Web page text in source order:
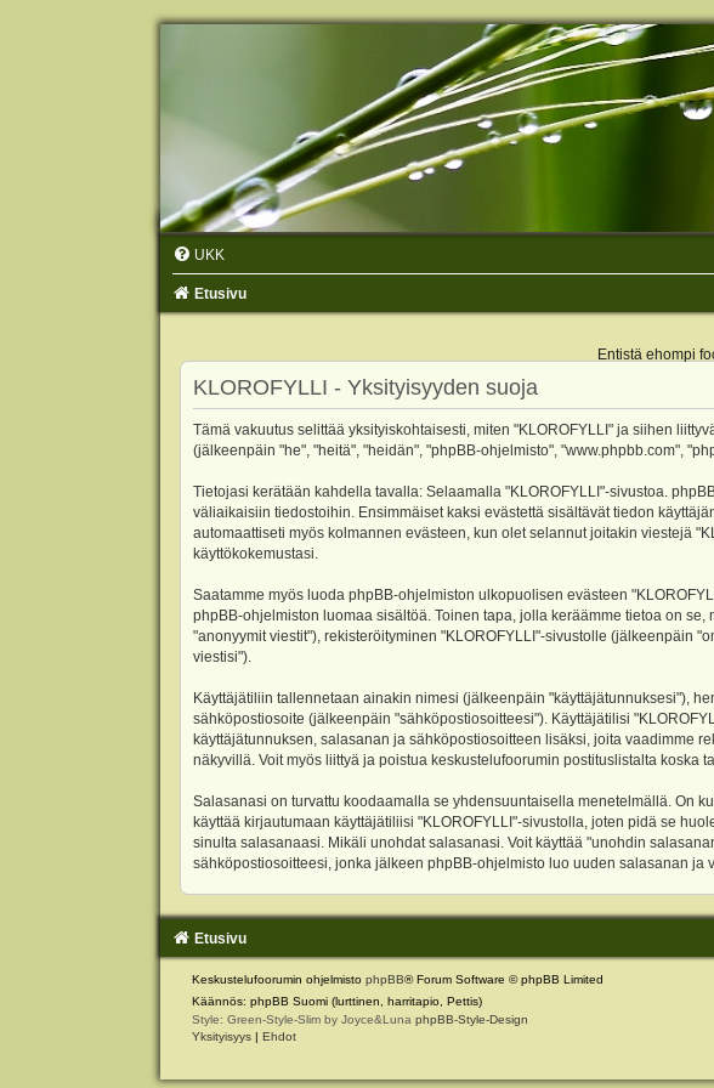
UKK
Etusivu
Entistä ehompi
KLOROFYLLI - Yksityisyyden suoja
Tämä vakuutus selittää yksityiskohtaisesti, miten "KLOROFYLLI" ja siihen
(jälkeenpäin "he", "heitä", "heidän", "phpBB-ohjelmisto", "www.phpbb.com",
Tietojasi kerätään kahdella tavalla: Selaamalla "KLOROFYLLI"-sivustoa.
väliaikaisiin tiedostoihin. Ensimmäiset kaksi evästettä sisältävät tiedon
automaattiseti myös kolmannen evästeen, kun olet selannut joitakin viestejä
käyttökokemustasi.
Saatamme myös luoda phpBB-ohjelmiston ulkopuolisen evästeen
phpBB-ohjelmiston luomaa sisältöä. Toinen tapa, jolla keräämme tietoa on
"anonyymit viestit"), rekisteröityminen "KLOROFYLLI"-sivustolle (jälkeenpäin
viestisi").
Käyttäjätiliin tallennetaan ainakin nimesi (jälkeenpäin "käyttäjätunnuksesi"),
sähköpostiosoite (jälkeenpäin "sähköpostiosoitteesi"). Käyttäjätilisi
käyttäjätunnuksen, salasanan ja sähköpostiosoitteen lisäksi, joita vaadimme
näkyvillä. Voit myös liittyä ja poistua keskustelufoorumin postituslistalta koska
Salasanasi on turvattu koodaamalla se yhdensuuntaisella menetelmällä. On
käyttää kirjautumaan käyttäjätiliisi "KLOROFYLLI"-sivustolla, joten pidä se
sinulta salasanaasi. Mikäli unohdat salasanasi. Voit käyttää "unohdin
sähköpostiosoitteesi, jonka jälkeen phpBB-ohjelmisto luo uuden salasanan ja
Etusivu
Keskustelufoorumin ohjelmisto phpBB® Forum Software © phpBB Limited
Käännös: phpBB Suomi (lurttinen, harritapio, Pettis)
Style: Green-Style-Slim by Joyce&Luna phpBB-Style-Design
Yksityisyys | Ehdot